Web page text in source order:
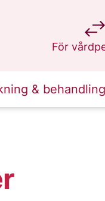
För
på
& behandling